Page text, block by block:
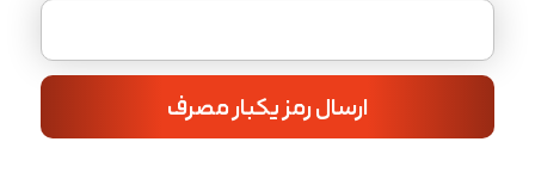
ارسال رمز یکبار مصرف